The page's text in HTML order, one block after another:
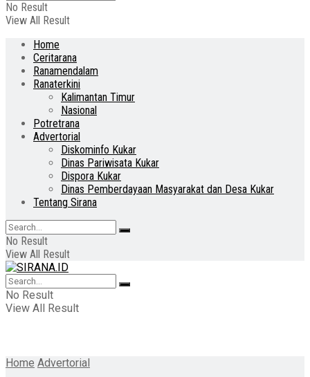
No Result
View All Result
Home
Ceritarana
Ranamendalam
Ranaterkini
Kalimantan Timur
Nasional
Potretrana
Advertorial
Diskominfo Kukar
Dinas Pariwisata Kukar
Dispora Kukar
Dinas Pemberdayaan Masyarakat dan Desa Kukar
Tentang Sirana
No Result
View All Result
No Result
View All Result
Home Advertorial